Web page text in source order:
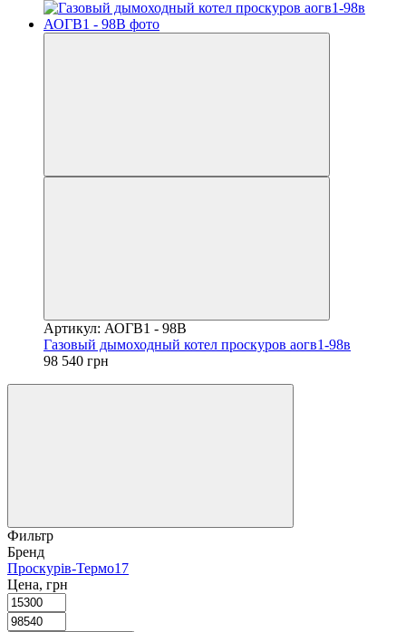
Артикул: АОГВ1 - 98В
Газовый дымоходный котел проскуров аогв1-98в
98 540 грн
Фильтр
Бренд
Проскурів-Термо17
Цена, грн